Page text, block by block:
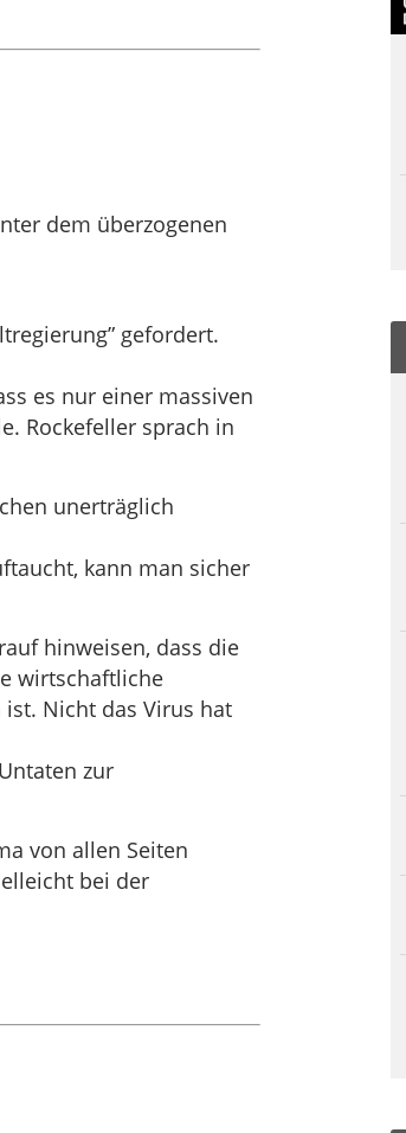
dem überzogenen
gefordert.
es nur einer massiven
Rockefeller sprach in
unerträglich
kann man sicher
hinweisen, dass die
wirtschaftliche
Nicht das Virus hat
zur
von allen Seiten
bei der